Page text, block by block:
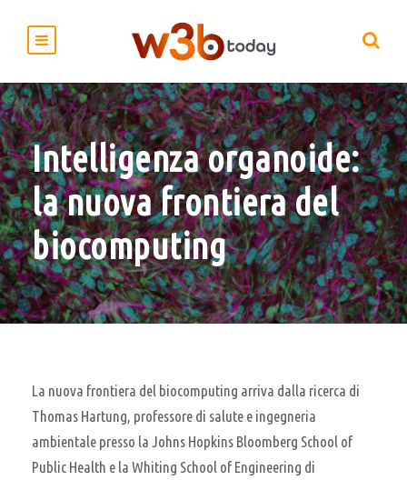
Intelligenza organoide:
la nuova frontiera del
biocomputing
La nuova frontiera del biocomputing arriva dalla ricerca di
Thomas Hartung, professore di salute e ingegneria
ambientale presso la Johns Hopkins Bloomberg School of
Public Health e la Whiting School of Engineering di